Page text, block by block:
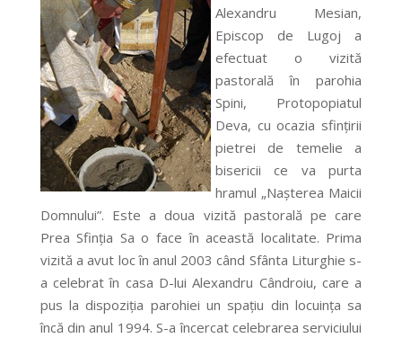
Alexandru Mesian,
Episcop de Lugoj a
efectuat o vizită
pastorală în parohia
Spini, Protopopiatul
Deva, cu ocazia sfinţirii
pietrei de temelie a
bisericii ce va purta
hramul „Naşterea Maicii
Domnului”. Este a doua vizită pastorală pe care
Prea Sfinţia Sa o face în această localitate. Prima
vizită a avut loc în anul 2003 când Sfânta Liturghie s-
a celebrat în casa D-lui Alexandru Cândroiu, care a
pus la dispoziţia parohiei un spaţiu din locuinţa sa
încă din anul 1994. S-a încercat celebrarea serviciului